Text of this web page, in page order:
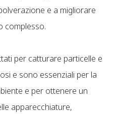
e a migliorare
complesso.
per catturare particelle e
e sono essenziali per la
e per ottenere un
apparecchiature,